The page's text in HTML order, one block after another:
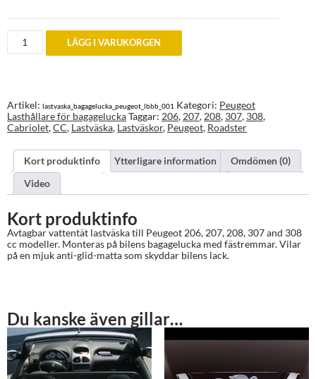
Peugeot
206,
207,
308
Lastväska
för
bagagelucka
mängd
LÄGG I VARUKORGEN
Artikel: lastvaska_bagagelucka_peugeot_lbbb_001 Kategori: Peugeot
Lasthållare för bagageluckaTaggar: 206, 207, 208, 307, 308,
Cabriolet,CC, Lastväska, Lastväskor, Peugeot, Roadster
Kort produktinfo Ytterligare information
Omdömen (0)
Video
Kort produktinfo
Avtagbar vattentät lastväska till Peugeot 206, 207, 208, 307 and 308
cc modeller. Monteras på bilens bagagelucka med fästremmar. Vilar
på en mjuk anti-glid-matta som skyddar bilens lack.
Du kanske även gillar…